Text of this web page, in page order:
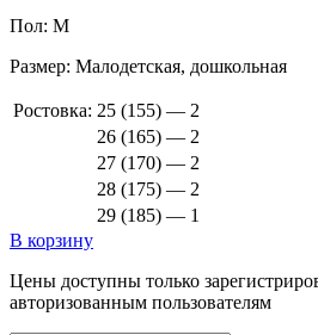
Пол: М
Размер: Малодетская, дошкольная
Ростовка: 25 (155) — 2
26 (165) — 2
27 (170) — 2
28 (175) — 2
29 (185) — 1
В корзину
Цены доступны только
авторизованным пользователям